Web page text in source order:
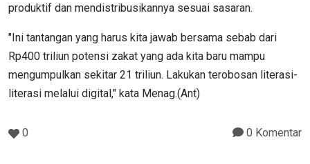
produktif dan mendistribusikannya sesuai sasaran.
"Ini tantangan yang harus kita jawab bersama sebab dari
Rp400 triliun potensi zakat yang ada kita baru mampu
mengumpulkan sekitar 21 triliun. Lakukan terobosan literasi-
literasi melalui digital," kata Menag.(Ant)
0 0 Komentar